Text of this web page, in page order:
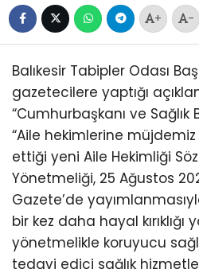
+ -
Balıkesir Tabipler Odası
gazetecilere yaptığı
“Cumhurbaşkanı ve Sağlık
“Aile hekimlerine
ettiği yeni Aile Hekimliği
Yönetmeliği, 25 Ağustos
Gazete’de
bir kez daha hayal kırıklığı
yönetmelikle koruyucu
tedavi edici sağlık